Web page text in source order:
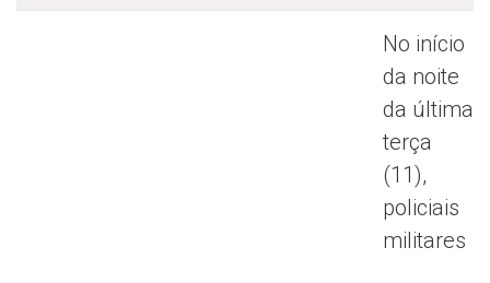
No início
da noite
da última
terça
(11),
policiais
militares